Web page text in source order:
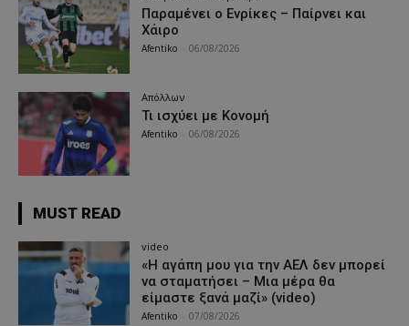
Παραμένει ο Ενρίκες – Παίρνει και
Χάιρο
Afentiko 06/08/2026
Απόλλων
Τι ισχύει με Κονομή
Afentiko 06/08/2026
MUST READ
video
«Η αγάπη μου για την ΑΕΛ δεν μπορεί
να σταματήσει – Μια μέρα θα
είμαστε ξανά μαζί» (video)
Afentiko 07/08/2026